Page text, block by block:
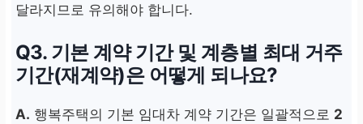
달라지므로 유의해야 합니다.
Q3. 기본 계약 기간 및 계층별 최대 거주
기간(재계약)은 어떻게 되나요?
A. 행복주택의 기본 임대차 계약 기간은 일괄적으로 2